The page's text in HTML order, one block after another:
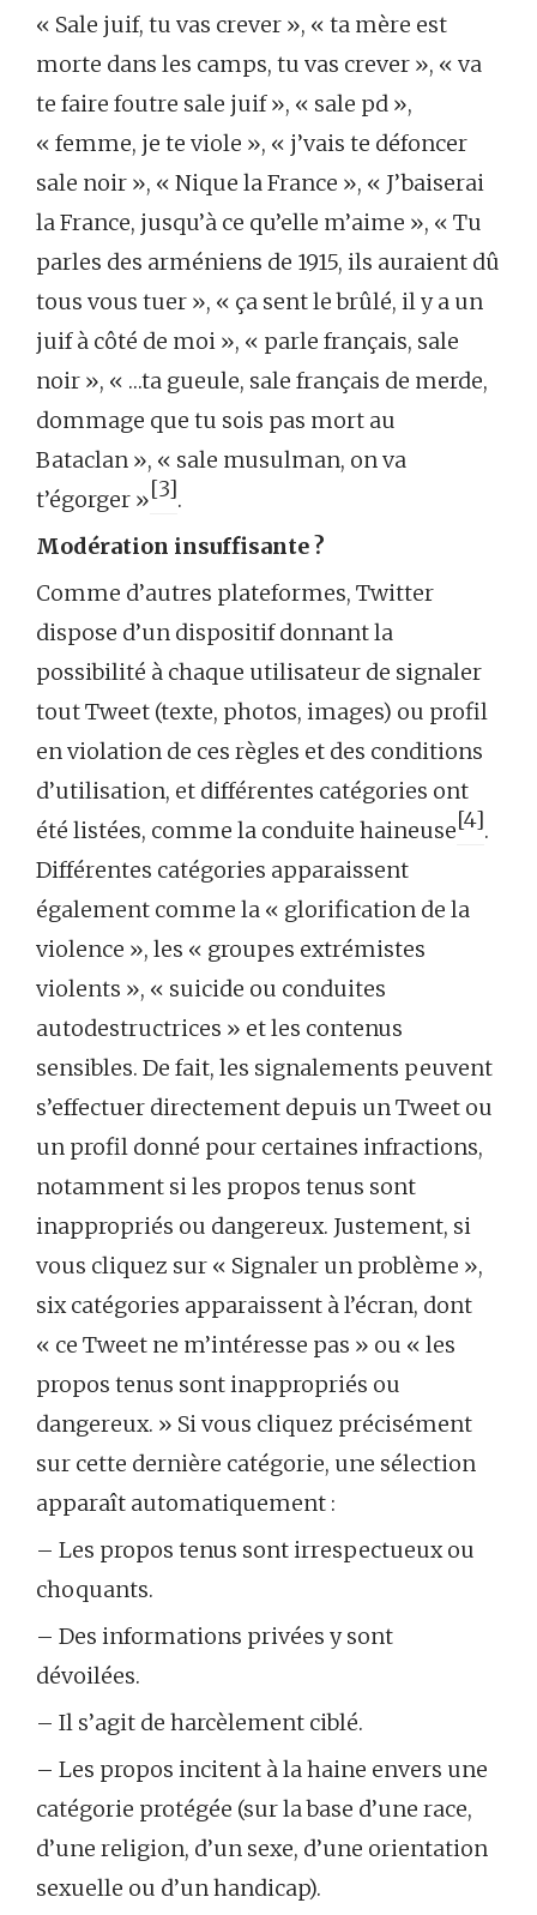
« Sale juif, tu vas crever », « ta mère est
morte dans les camps, tu vas crever », « va
te faire foutre sale juif », « sale pd »,
« femme, je te viole », « j’vais te défoncer
sale noir », « Nique la France », « J’baiserai
la France, jusqu’à ce qu’elle m’aime », « Tu
parles des arméniens de 1915, ils auraient dû
tous vous tuer », « ça sent le brûlé, il y a un
juif à côté de moi », « parle français, sale
noir », « …ta gueule, sale français de merde,
dommage que tu sois pas mort au
Bataclan », « sale musulman, on va
t’égorger »[3].
Modération insuffisante ?
Comme d’autres plateformes, Twitter
dispose d’un dispositif donnant la
possibilité à chaque utilisateur de signaler
tout Tweet (texte, photos, images) ou profil
en violation de ces règles et des conditions
d’utilisation, et différentes catégories ont
été listées, comme la conduite haineuse[4].
Différentes catégories apparaissent
également comme la « glorification de la
violence », les « groupes extrémistes
violents », « suicide ou conduites
autodestructrices » et les contenus
sensibles. De fait, les signalements peuvent
s’effectuer directement depuis un Tweet ou
un profil donné pour certaines infractions,
notamment si les propos tenus sont
inappropriés ou dangereux. Justement, si
vous cliquez sur « Signaler un problème »,
six catégories apparaissent à l’écran, dont
« ce Tweet ne m’intéresse pas » ou « les
propos tenus sont inappropriés ou
dangereux. » Si vous cliquez précisément
sur cette dernière catégorie, une sélection
apparaît automatiquement :
– Les propos tenus sont irrespectueux ou
choquants.
– Des informations privées y sont
dévoilées.
– Il s’agit de harcèlement ciblé.
– Les propos incitent à la haine envers une
catégorie protégée (sur la base d’une race,
d’une religion, d’un sexe, d’une orientation
sexuelle ou d’un handicap).